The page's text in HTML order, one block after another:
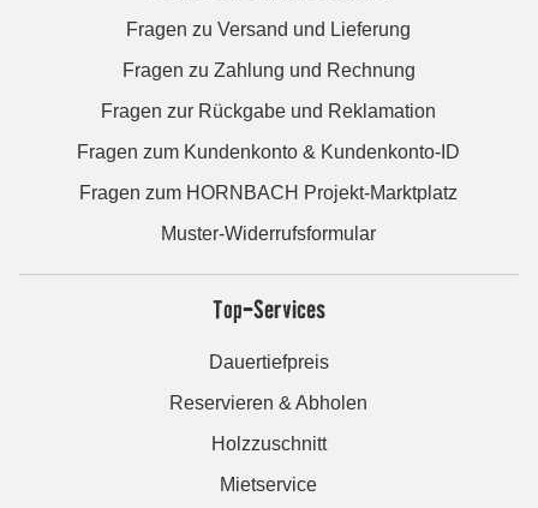
Fragen zu Versand und Lieferung
Fragen zu Zahlung und Rechnung
Fragen zur Rückgabe und Reklamation
Fragen zum Kundenkonto & Kundenkonto-ID
Fragen zum HORNBACH Projekt-Marktplatz
Muster-Widerrufsformular
Top-Services
Dauertiefpreis
Reservieren & Abholen
Holzzuschnitt
Mietservice